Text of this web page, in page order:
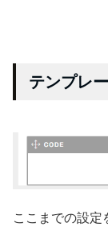
テンプレ
ここまでの設